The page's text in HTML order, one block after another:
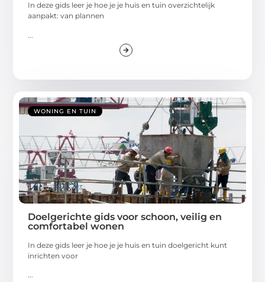
In deze gids leer je hoe je je huis en tuin overzichtelijk
aanpakt: van plannen
WONING EN TUIN
Doelgerichte gids voor schoon, veilig en
comfortabel wonen
In deze gids leer je hoe je je huis en tuin doelgericht kunt
inrichten voor
...